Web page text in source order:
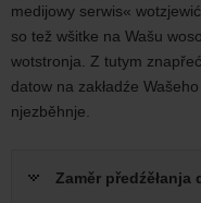
medijowy serwis«
so tež wšitke na Wašu
wotstronja. Z tutym
datow na zakładźe
njezběhnje.
Zaměr předźěłanja